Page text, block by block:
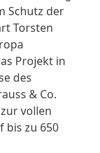
Schutz der
Torsten
Projekt in
des
& Co.
vollen
bis zu 650